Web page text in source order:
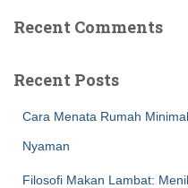
Recent Comments
Recent Posts
Cara Menata Rumah
Nyaman
Filosofi Makan Lambat: